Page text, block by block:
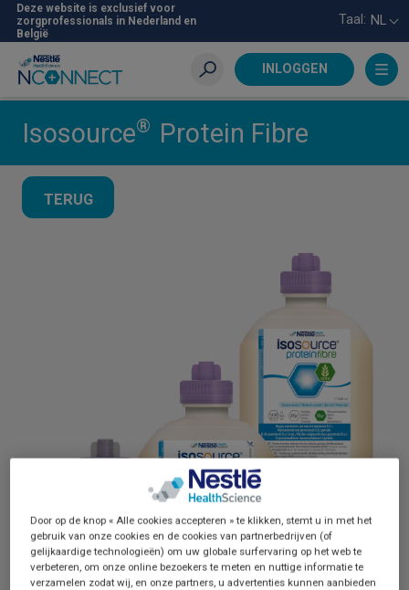
Skip
main
content
Deze website is exclusief voor
zorgprofessionals in Nederland en
België
Taal: NL
INLOGGEN
Zoeken
Isosource® Protein Fibre
TERUG
Door op de knop « Alle cookies accepteren » te klikken, stemt u in met het
gebruik van onze cookies en de cookies van partnerbedrijven (of
gelijkaardige technologieën) om uw globale surfervaring op het web te
verbeteren, om onze online bezoekers te meten en nuttige informatie te
verzamelen zodat wij, en onze partners, u advertenties kunnen aanbieden